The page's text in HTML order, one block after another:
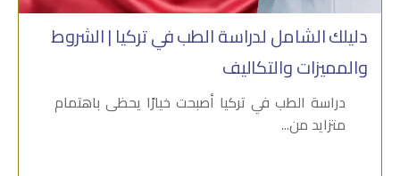
دليلك الشامل لدراسة الطب في تركيا | الشروط
والمميزات والتكاليف
دراسة الطب في تركيا أصبحت خيارًا يحظى باهتمام
متزايد من...